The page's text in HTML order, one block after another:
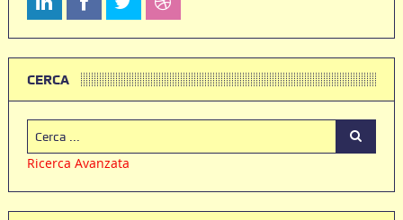
CERCA
Ricerca Avanzata